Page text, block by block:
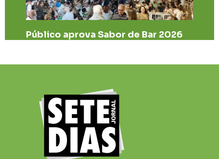
Público aprova Sabor de Bar 2026